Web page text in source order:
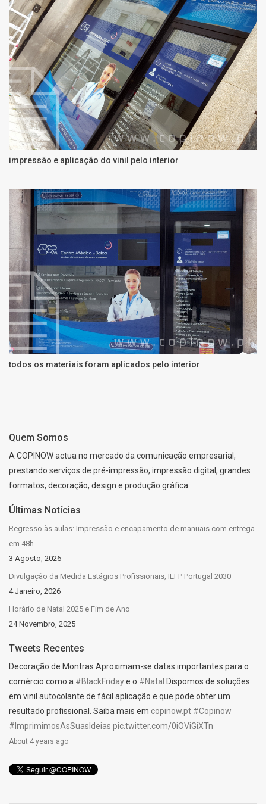
impressão e aplicação do vinil pelo interior
todos os materiais foram aplicados pelo interior
Quem Somos
A COPINOW actua no mercado da comunicação empresarial,
prestando serviços de pré-impressão, impressão digital, grandes
formatos, decoração, design e produção gráfica.
Últimas Notícias
Regresso às aulas: Impressão e encapamento de manuais com entrega
em 48h
3 Agosto, 2026
Divulgação da Medida Estágios Profissionais, IEFP Portugal 2030
4 Janeiro, 2026
Horário de Natal 2025 e Fim de Ano
24 Novembro, 2025
Tweets Recentes
Decoração de Montras Aproximam-se datas importantes para o
comércio como a #BlackFridaye o #Natal Dispomos de soluções
em vinil autocolante de fácil aplicação e que pode obter um
resultado profissional. Saiba mais em copinow.pt #Copinow
#ImprimimosAsSuasIdeias pic.twitter.com/0iOViGiXTn
About 4 years ago